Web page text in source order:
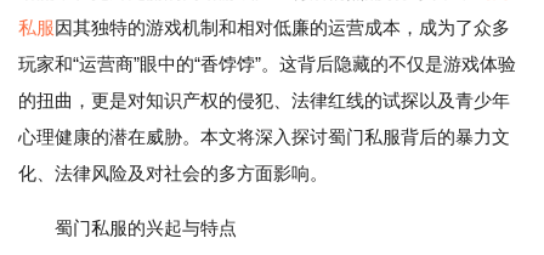
私服因其独特的游戏机制和相对低廉的运营成本，成为了众多
玩家和“运营商”眼中的“香饽饽”。这背后隐藏的不仅是游戏体验
的扭曲，更是对知识产权的侵犯、法律红线的试探以及青少年
心理健康的潜在威胁。本文将深入探讨蜀门私服背后的暴力文
化、法律风险及对社会的多方面影响。
蜀门私服的兴起与特点